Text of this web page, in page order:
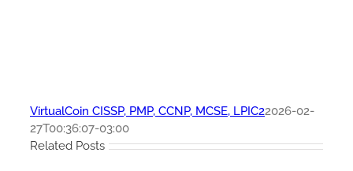
VirtualCoin CISSP, PMP, CCNP, MCSE, LPIC22026-02-
27T00:36:07-03:00
Related Posts